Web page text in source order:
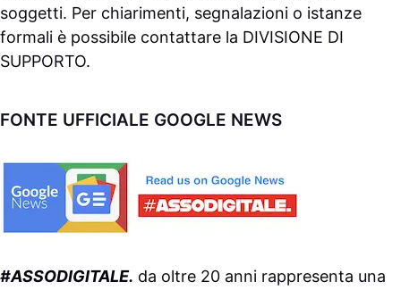
soggetti. Per chiarimenti, segnalazioni o istanze
formali è possibile contattare la DIVISIONE DI
SUPPORTO.
FONTE UFFICIALE GOOGLE NEWS
#ASSODIGITALE. da oltre 20 anni rappresenta una